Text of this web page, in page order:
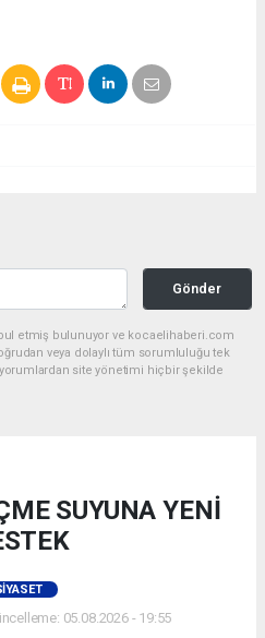
Gönder
etmiş bulunuyor ve kocaelihaberi.com
veya dolaylı tüm sorumluluğu tek
yorumlardan site yönetimi hiçbir şekilde
SUYUNA YENİ
05.08.2026 - 19:55